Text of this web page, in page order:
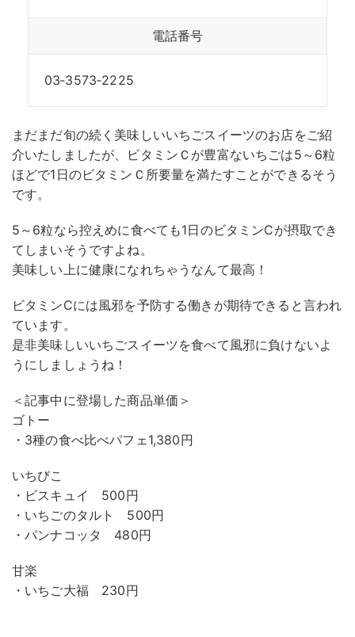
電話番号
03‐3573‐2225
まだまだ旬の続く美味しいいちごスイーツのお店をご紹
介いたしましたが、ビタミンＣが豊富ないちごは5～6粒
ほどで1日のビタミンＣ所要量を満たすことができるそう
です。
5～6粒なら控えめに食べても1日のビタミンCが摂取でき
てしまいそうですよね。
美味しい上に健康になれちゃうなんて最高！
ビタミンCには風邪を予防する働きが期待できると言われ
ています。
是非美味しいいちごスイーツを食べて風邪に負けないよ
うにしましょうね！
＜記事中に登場した商品単価＞
ゴトー
・3種の食べ比べパフェ1,380円
いちびこ
・ビスキュイ 500円
・いちごのタルト 500円
・パンナコッタ 480円
甘楽
・いちご大福 230円